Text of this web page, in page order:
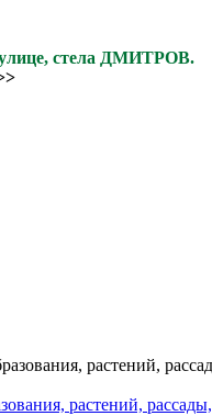
стела ДМИТРОВ.
растений, рассады,